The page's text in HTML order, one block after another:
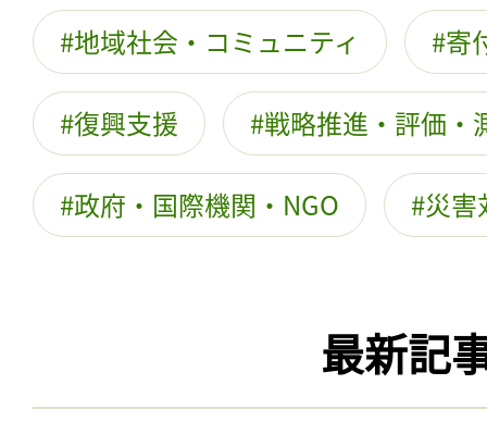
地域社会・コミュニティ 寄
復興支援 戦略推進・評価・
政府・国際機関・NGO 災害
最新記